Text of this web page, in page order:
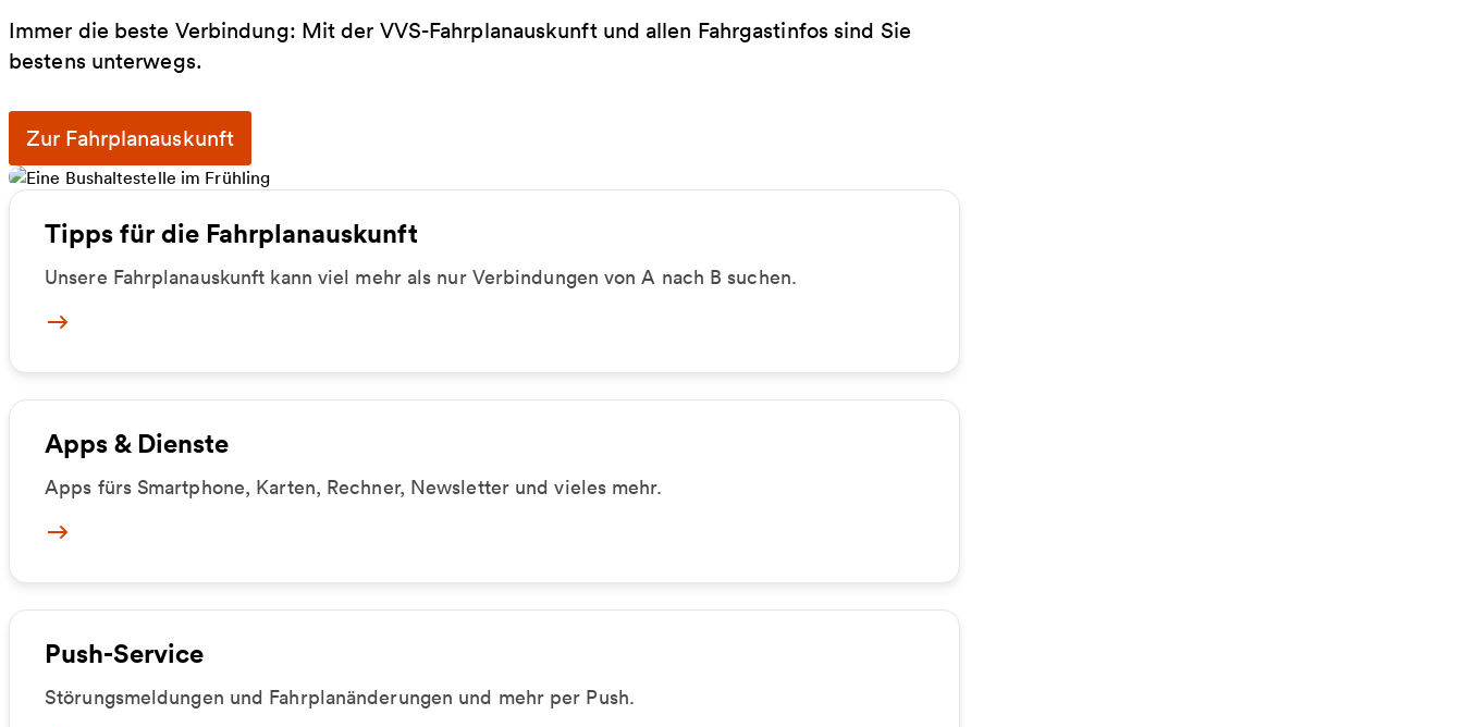
Immer die beste Verbindung: Mit der VVS-Fahrplanauskunft und allen Fahrgastinfos sind Sie
bestens unterwegs.
Zur Fahrplanauskunft
Tipps für die Fahrplanauskunft
Unsere Fahrplanauskunft kann viel mehr als nur Verbindungen von A nach B suchen.
Fahrplanauskunft
Apps & Dienste
Apps fürs Smartphone, Karten, Rechner, Newsletter und vieles mehr.
Apps & Dienste
Push-Service
Störungsmeldungen und Fahrplanänderungen und mehr per Push.